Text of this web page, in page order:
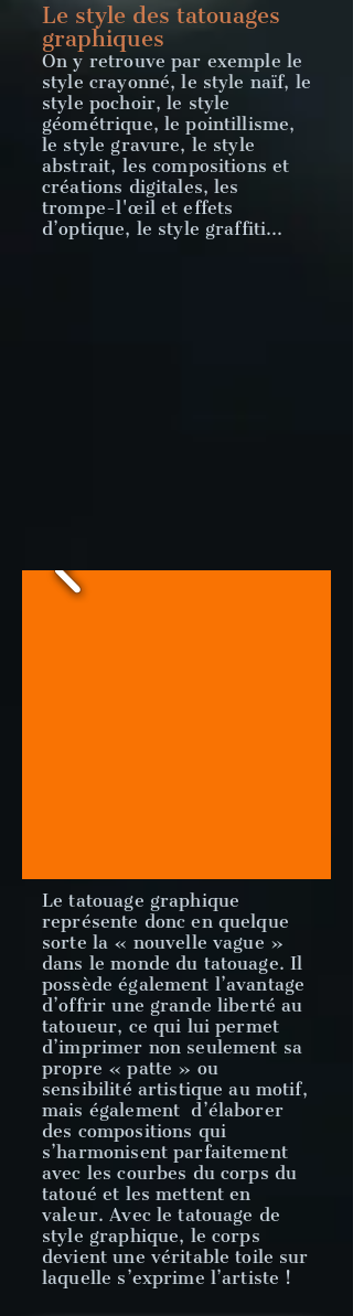
Le style des tatouages
graphiques
On y retrouve par exemple le
style crayonné, le style naïf, le
style pochoir, le style
géométrique, le pointillisme,
le style gravure, le style
abstrait, les compositions et
créations digitales, les
trompe-l'œil et effets
d’optique, le style graffiti…
Le tatouage graphique
représente donc en quelque
sorte la « nouvelle vague »
dans le monde du tatouage. Il
possède également l’avantage
d’offrir une grande liberté au
tatoueur, ce qui lui permet
d’imprimer non seulement sa
propre « patte » ou
sensibilité artistique au motif,
mais également d’élaborer
des compositions qui
s’harmonisent parfaitement
avec les courbes du corps du
tatoué et les mettent en
valeur. Avec le tatouage de
style graphique, le corps
devient une véritable toile sur
laquelle s’exprime l’artiste !